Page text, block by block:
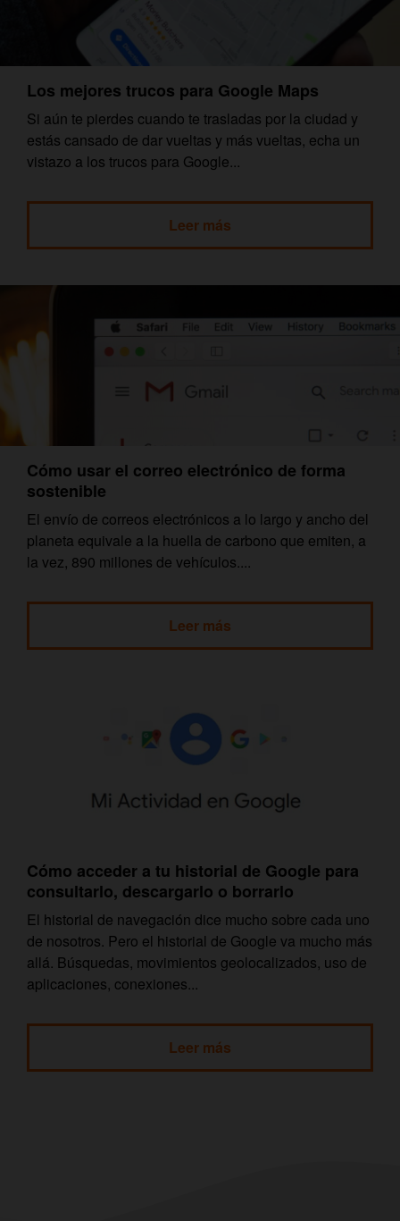
Los mejores trucos para Google Maps
Si aún te pierdes cuando te trasladas por la ciudad y
estás cansado de dar vueltas y más vueltas, echa un
vistazo a los trucos para Google...
Leer más
Cómo usar el correo electrónico de forma
sostenible
El envío de correos electrónicos a lo largo y ancho del
planeta equivale a la huella de carbono que emiten, a
la vez, 890 millones de vehículos....
Leer más
Cómo acceder a tu historial de Google para
consultarlo, descargarlo o borrarlo
El historial de navegación dice mucho sobre cada uno
de nosotros. Pero el historial de Google va mucho más
allá. Búsquedas, movimientos geolocalizados, uso de
aplicaciones, conexiones...
Leer más